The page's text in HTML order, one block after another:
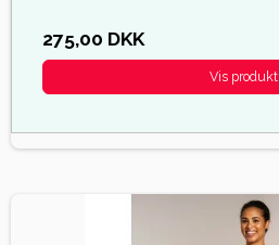
275,00 DKK
Vis produkt